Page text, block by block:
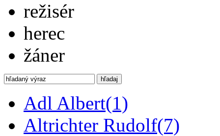
režisér
herec
žáner
hľadaj
Adl Albert(1)
Altrichter Rudolf(7)